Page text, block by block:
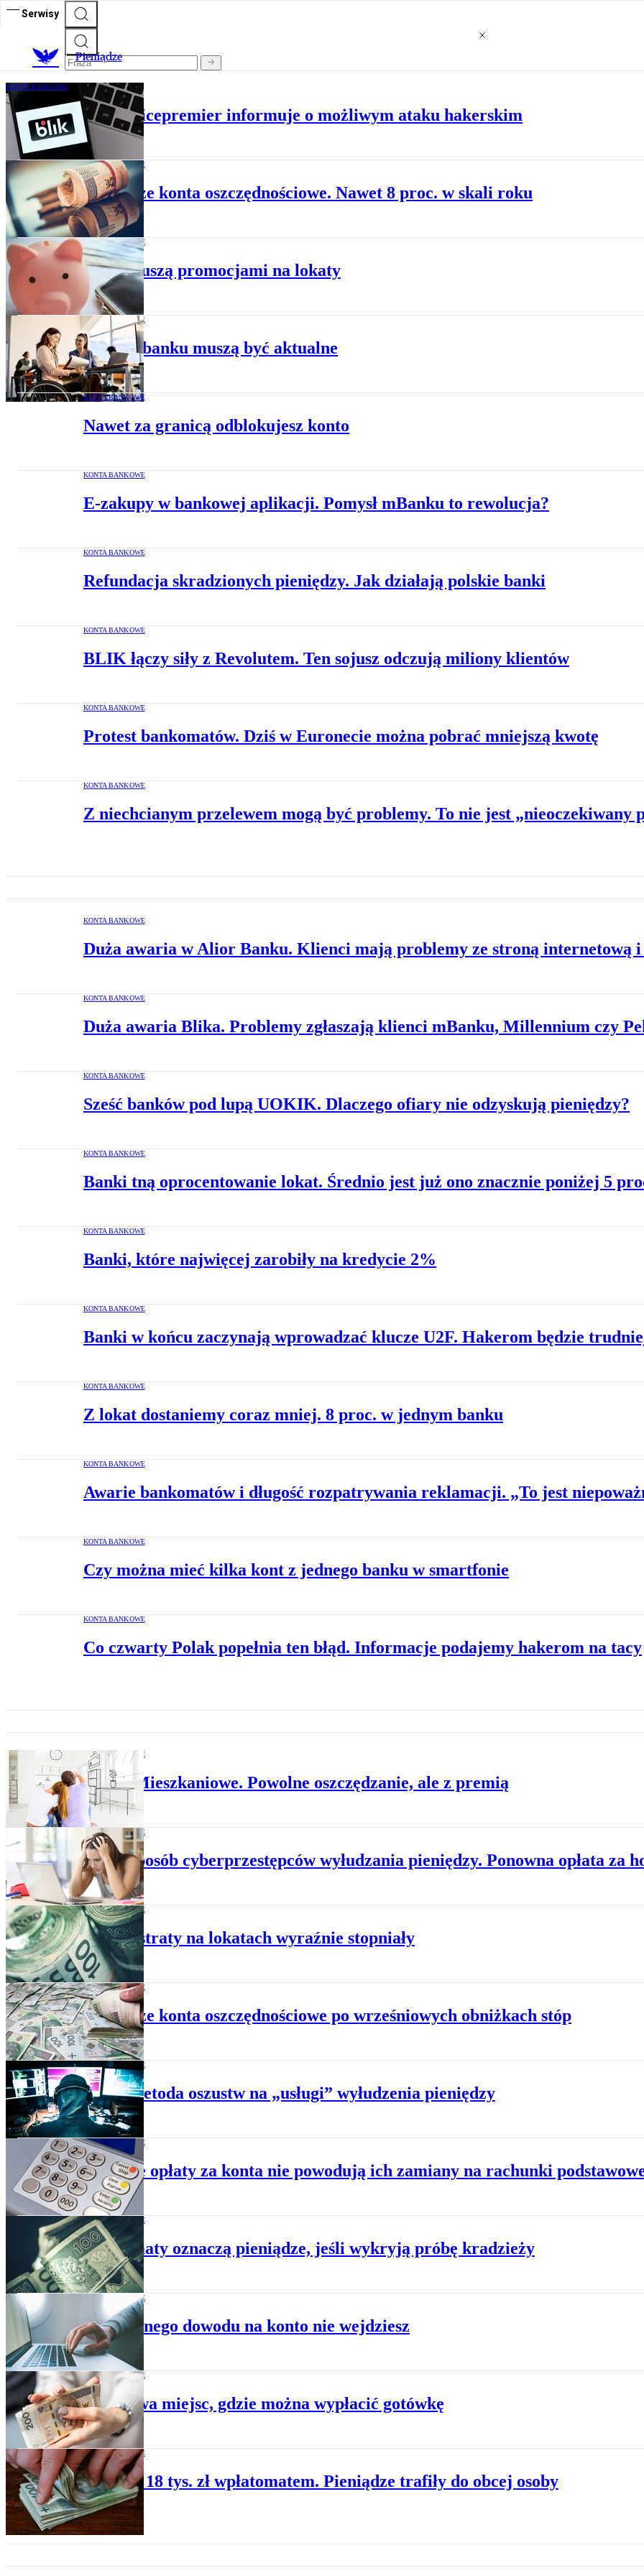
Serwisy
Pieniądze
KONTA BANKOWE
Awaria BLIKa. Wicepremier informuje o możliwym ataku hakerskim
KONTA BANKOWE
Najlepsze konta oszczędnościowe. Nawet 8 proc. w skali roku
KONTA BANKOWE
Banki kuszą promocjami na lokaty
KONTA BANKOWE
Dane w banku muszą być aktualne
KONTA BANKOWE
Nawet za granicą odblokujesz konto
KONTA BANKOWE
E-zakupy w bankowej aplikacji. Pomysł mBanku to rewolucja?
KONTA BANKOWE
Refundacja skradzionych pieniędzy. Jak działają polskie banki
KONTA BANKOWE
BLIK łączy siły z Revolutem. Ten sojusz odczują miliony klientów
KONTA BANKOWE
Protest bankomatów. Dziś w Euronecie można pobrać mniejszą kwotę
KONTA BANKOWE
Z niechcianym przelewem mogą być problemy. To nie jest „nieoczekiwany
KONTA BANKOWE
Duża awaria w Alior Banku. Klienci mają problemy ze stroną internetową
KONTA BANKOWE
Duża awaria Blika. Problemy zgłaszają klienci mBanku, Millennium czy
KONTA BANKOWE
Sześć banków pod lupą UOKIK. Dlaczego ofiary nie odzyskują pieniędzy?
KONTA BANKOWE
Banki tną oprocentowanie lokat. Średnio jest już ono znacznie poniżej 5
KONTA BANKOWE
Banki, które najwięcej zarobiły na kredycie 2%
KONTA BANKOWE
Banki w końcu zaczynają wprowadzać klucze U2F. Hakerom będzie
KONTA BANKOWE
Z lokat dostaniemy coraz mniej. 8 proc. w jednym banku
KONTA BANKOWE
Awarie bankomatów i długość rozpatrywania reklamacji. „To jest
KONTA BANKOWE
Czy można mieć kilka kont z jednego banku w smartfonie
KONTA BANKOWE
Co czwarty Polak popełnia ten błąd. Informacje podajemy hakerom na tacy
KONTA BANKOWE
Konto Mieszkaniowe. Powolne oszczędzanie, ale z premią
KONTA BANKOWE
Nowy sposób cyberprzestępców wyłudzania pieniędzy. Ponowna opłata za
KONTA BANKOWE
Realne straty na lokatach wyraźnie stopniały
KONTA BANKOWE
Najlepsze konta oszczędnościowe po wrześniowych obniżkach stóp
KONTA BANKOWE
Nowa metoda oszustw na „usługi” wyłudzenia pieniędzy
KONTA BANKOWE
Wysokie opłaty za konta nie powodują ich zamiany na rachunki
KONTA BANKOWE
Bankomaty oznaczą pieniądze, jeśli wykryją próbę kradzieży
KONTA BANKOWE
Bez ważnego dowodu na konto nie wejdziesz
KONTA BANKOWE
Przybywa miejsc, gdzie można wypłacić gotówkę
KONTA BANKOWE
Wpłacił 18 tys. zł wpłatomatem. Pieniądze trafiły do obcej osoby